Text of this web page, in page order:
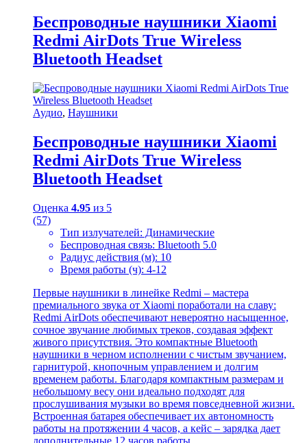
Беспроводные наушники Xiaomi
Redmi AirDots True Wireless
Bluetooth Headset
Аудио, Наушники
Беспроводные наушники Xiaomi
Redmi AirDots True Wireless
Bluetooth Headset
Оценка 4.95 из 5
(57)
Тип излучателей: Динамические
Беспроводная связь: Bluetooth 5.0
Радиус действия (м): 10
Время работы (ч): 4-12
Первые наушники в линейке Redmi – мастера
премиального звука от Xiaomi поработали на славу:
Redmi AirDots обеспечивают невероятно насыщенное,
сочное звучание любимых треков, создавая эффект
живого присутствия. Это компактные Bluetooth
наушники в черном исполнении с чистым звучанием,
гарнитурой, кнопочным управлением и долгим
временем работы. Благодаря компактным размерам и
небольшому весу они идеально подходят для
прослушивания музыки во время повседневной жизни.
Встроенная батарея обеспечивает их автономность
работы на протяжении 4 часов, а кейс – зарядка дает
дополнительные 12 часов работы.